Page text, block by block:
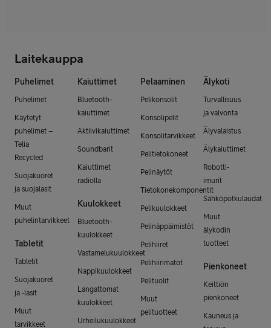
Laitekauppa
Puhelimet
Puhelimet
Käytetyt
puhelimet –
Telia
Recycled
Suojakuoret
ja suojalasit
Muut
puhelintarvikkeet
Tabletit
Tabletit
Suojakuoret
ja -lasit
Muut
tarvikkeet
Kaiuttimet
Bluetooth-
kaiuttimet
Aktiivikaiuttimet
Soundbarit
Kaiuttimet
radiolla
Kuulokkeet
Bluetooth-
kuulokkeet
Vastamelukuulokkeet
Nappikuulokkeet
Langattomat
kuulokkeet
Urheilukuulokkeet
Pelaaminen
Pelikonsolit
Konsolipelit
Konsolitarvikkeet
Pelitietokoneet
Pelinäytöt
Tietokonekomponentit
Pelikuulokkeet
Pelinäppäimistöt
Pelihiiret
Pelihiirimatot
Pelituolit
Muut
pelituotteet
Älykoti
Turvallisuus
ja valvonta
Älyvalaistus
Älykaiuttimet
Robotti-
imurit
Sähköpotkulaudat
Muut
älykodin
tuotteet
Pienkoneet
Keittiön
pienkoneet
Kauneus ja